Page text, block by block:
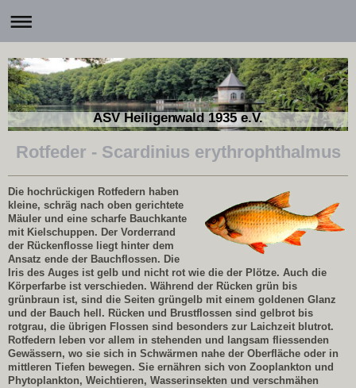
ASV Heiligenwald 1935 e.V.
Rotfeder - Scardinius erythrophthalmus
Die hochrückigen Rotfedern haben
kleine, schräg nach oben gerichtete
Mäuler und eine scharfe Bauchkante
mit Kielschuppen. Der Vorderrand
der Rückenflosse liegt hinter dem
Ansatz ende der Bauchflossen. Die
Iris des Auges ist gelb und nicht rot wie die der Plötze. Auch die
Körperfarbe ist verschieden. Während der Rücken grün bis
grünbraun ist, sind die Seiten grüngelb mit einem goldenen Glanz
und der Bauch hell. Rücken und Brustflossen sind gelbrot bis
rotgrau, die übrigen Flossen sind besonders zur Laichzeit blutrot.
Rotfedern leben vor allem in stehenden und langsam fliessenden
Gewässern, wo sie sich in Schwärmen nahe der Oberfläche oder in
mittleren Tiefen bewegen. Sie ernähren sich von Zooplankton und
Phytoplankton, Weichtieren, Wasserinsekten und verschmähen